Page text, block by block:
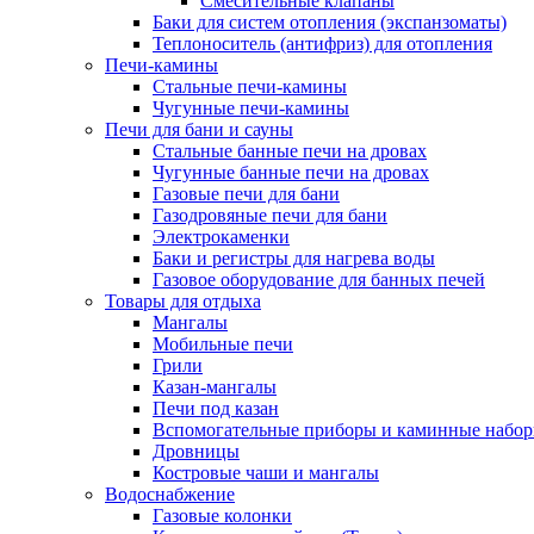
Баки для систем отопления (экспанзоматы)
Теплоноситель (антифриз) для отопления
Печи-камины
Стальные печи-камины
Чугунные печи-камины
Печи для бани и сауны
Стальные банные печи на дровах
Чугунные банные печи на дровах
Газовые печи для бани
Газодровяные печи для бани
Электрокаменки
Баки и регистры для нагрева воды
Газовое оборудование для банных печей
Товары для отдыха
Мангалы
Мобильные печи
Грили
Казан-мангалы
Печи под казан
Вспомогательные приборы и каминные
Дровницы
Костровые чаши и мангалы
Водоснабжение
Газовые колонки